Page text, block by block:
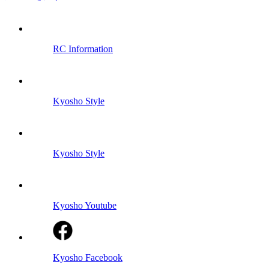
RC Information
Kyosho Style
Kyosho Style
Kyosho Youtube
Kyosho Facebook